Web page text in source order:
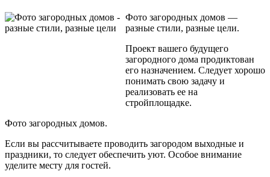
Фото загородных домов —
разные стили, разные цели.
Проект вашего будущего
загородного дома продиктован
его назначением. Следует хорошо
понимать свою задачу и
реализовать ее на
стройплощадке.
Фото загородных домов.
Если вы рассчитываете проводить загородом выходные и
праздники, то следует обеспечить уют. Особое внимание
уделите месту для гостей.